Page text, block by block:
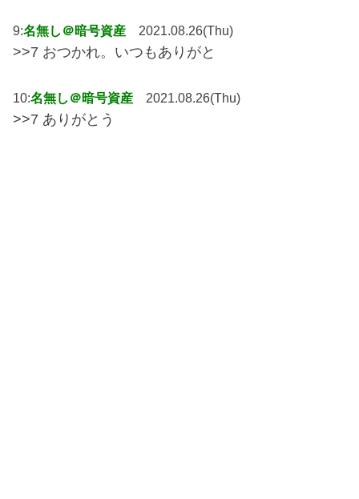
9:名無し＠暗号資産 2021.08.26(Thu)
>>7 おつかれ。いつもありがと
10:名無し＠暗号資産 2021.08.26(Thu)
>>7 ありがとう